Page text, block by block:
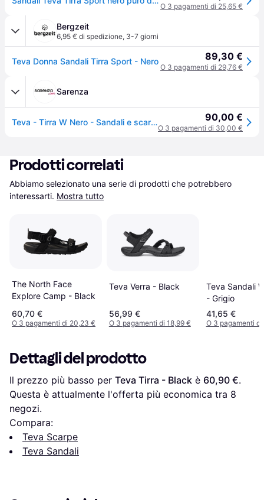
O 3 pagamenti di 25,65 €
Bergzeit
6,95 € di spedizione, 3-7 giorni
Teva Donna Sandali Tirra Sport - Nero 89,30 €
O 3 pagamenti di 29,76 €
Sarenza
Teva - Tirra W Nero - Sandali e scarpe aperte 90,00 €
O 3 pagamenti di 30,00 €
Prodotti correlati
Abbiamo selezionato una serie di prodotti che potrebbero
interessarti. Mostra tutto
The North Face
Explore Camp - Black
60,70 €
O 3 pagamenti di 20,23 €
Teva Verra - Black
56,99 €
O 3 pagamenti di 18,99 €
Teva Sandali
- Grigio
41,65 €
O 3 pagamenti di
Dettagli del prodotto
Il prezzo più basso per Teva Tirra - Black è 60,90 €.
Questa è attualmente l'offerta più economica tra 8
negozi.
Compara:
Teva Scarpe
Teva Sandali